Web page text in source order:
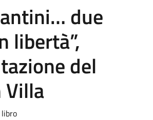
due
libertà”,
del